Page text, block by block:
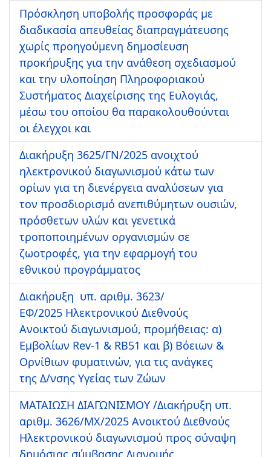
Πρόσκληση υποβολής προσφοράς με
διαδικασία απευθείας διαπραγμάτευσης
χωρίς προηγούμενη δημοσίευση
προκήρυξης για την ανάθεση σχεδιασμού
και την υλοποίηση Πληροφοριακού
Συστήματος Διαχείρισης της Ευλογιάς,
μέσω του οποίου θα παρακολουθούνται
οι έλεγχοι και
Διακήρυξη 3625/ΓΝ/2025 ανοιχτού
ηλεκτρονικού διαγωνισμού κάτω των
ορίων για τη διενέργεια αναλύσεων για
τον προσδιορισμό ανεπιθύμητων ουσιών,
πρόσθετων υλών και γενετικά
τροποποιημένων οργανισμών σε
ζωοτροφές, για την εφαρμογή του
εθνικού προγράμματος
Διακήρυξη υπ. αριθμ. 3623/
ΕΦ/2025 Ηλεκτρονικού Διεθνούς
Ανοικτού διαγωνισμού, προμήθειας: α)
Εμβολίων Rev-1 & RB51 και β) Βόειων &
Ορνίθιων φυματινών, για τις ανάγκες
της Δ/νσης Υγείας των Ζώων
ΜΑΤΑΙΩΣΗ ΔΙΑΓΩΝΙΣΜΟΥ /Διακήρυξη υπ.
αριθμ. 3626/ΜΧ/2025 Ανοικτού Διεθνούς
Ηλεκτρονικού διαγωνισμού προς σύναψη
δημόσιας σύμβασης Διανομής